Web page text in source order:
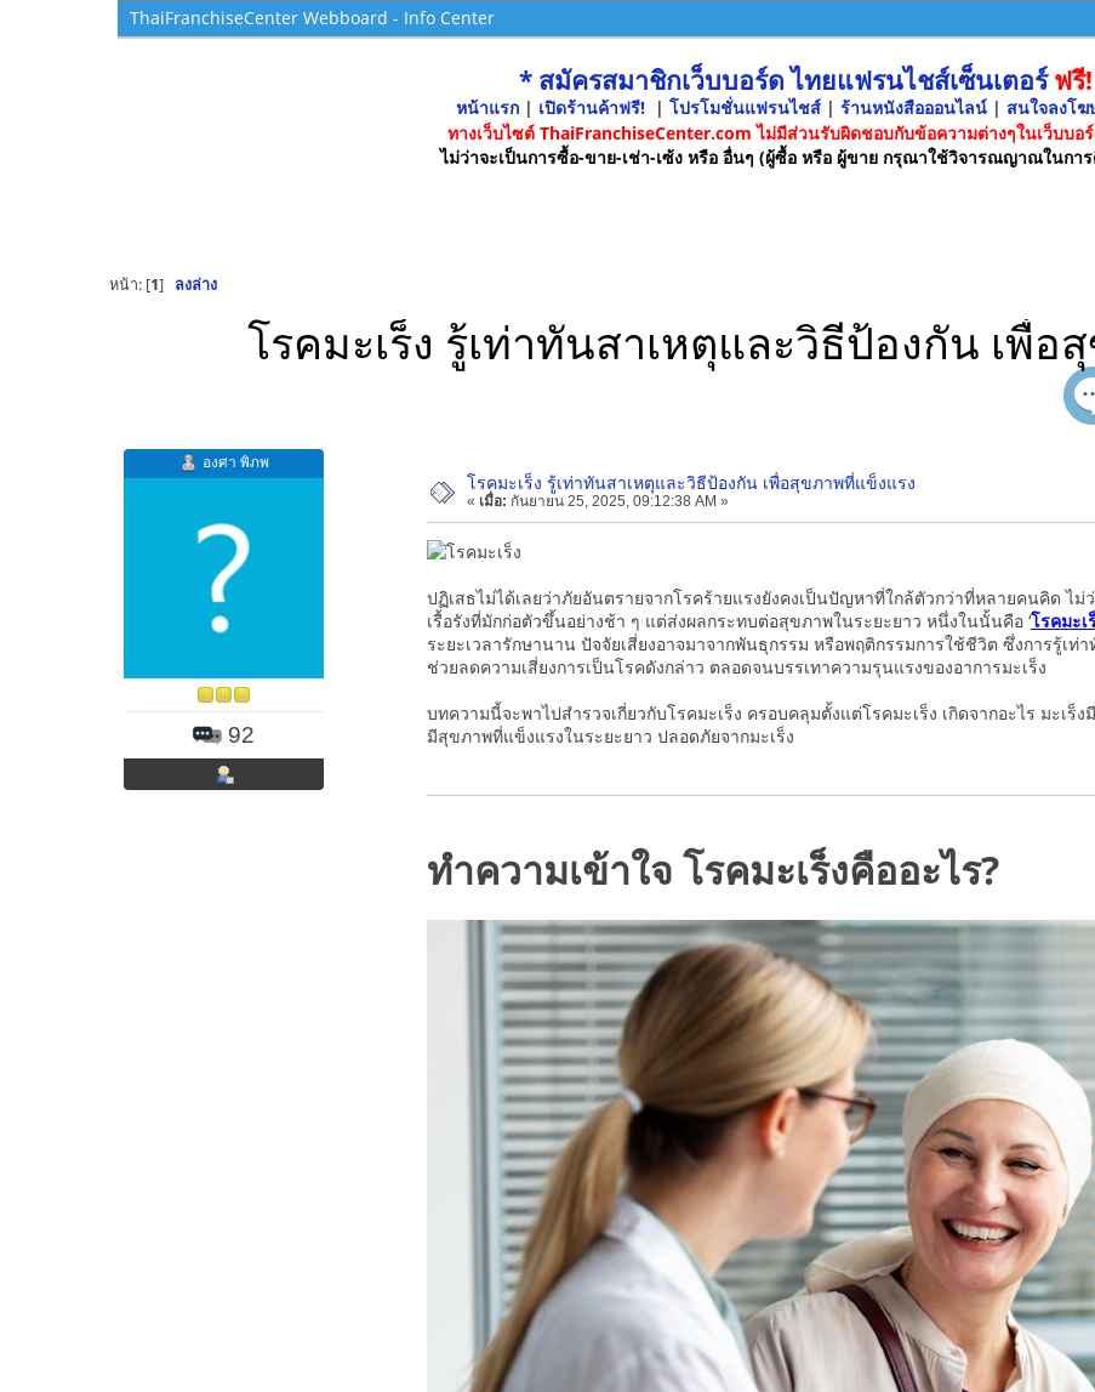
ThaiFranchiseCenter Webboard - Info Center
* สมัครสมาชิกเว็บบอร์ด ไทยแฟรนไชส์เซ็นเตอร์ฟรี!
หน้าแรก| เปิดร้านค้าฟรี! | โปรโมชั่นแฟรนไชส์ | ร้านหนังสือออนไลน์ | สนใจลงโ
ทางเว็บไซต์ ThaiFranchiseCenter.com ไม่มีส่วนรับผิดชอบกับข้อความต่างๆในเว็บบอ
ไม่ว่าจะเป็นการซื้อ-ขาย-เช่า-เซ้ง หรือ อื่นๆ (ผู้ซื้อ หรือ ผู้ขาย กรุณาใช้วิจารณญาณในกา
หน้า: [1] ลงล่าง
โรคมะเร็ง รู้เท่าทันสาเหตุและวิธีป้องกัน เพื่
องศา พิภพ
92
โรคมะเร็ง รู้เท่าทันสาเหตุและวิธีป้องกัน เพื่อสุขภาพที่แข็งแรง
« เมื่อ: กันยายน 25, 2025, 09:12:38 AM »
ปฏิเสธไม่ได้เลยว่าภัยอันตรายจากโรคร้ายแรงยังคงเป็นปัญหาที่ใกล้ตัวกว่าที่หลายคนคิด ไ
เรื้อรังที่มักก่อตัวขึ้นอย่างช้า ๆ แต่ส่งผลกระทบต่อสุขภาพในระยะยาว หนึ่งในนั้นคือ ‘โรคมะเ
ระยะเวลารักษานาน ปัจจัยเสี่ยงอาจมาจากพันธุกรรม หรือพฤติกรรมการใช้ชีวิต ซึ่งการรู้เท่
ช่วยลดความเสี่ยงการเป็นโรคดังกล่าว ตลอดจนบรรเทาความรุนแรงของอาการมะเร็ง
บทความนี้จะพาไปสำรวจเกี่ยวกับโรคมะเร็ง ครอบคลุมตั้งแต่โรคมะเร็ง เกิดจากอะไร มะเร็
มีสุขภาพที่แข็งแรงในระยะยาว ปลอดภัยจากมะเร็ง
ทำความเข้าใจ โรคมะเร็งคืออะไร?